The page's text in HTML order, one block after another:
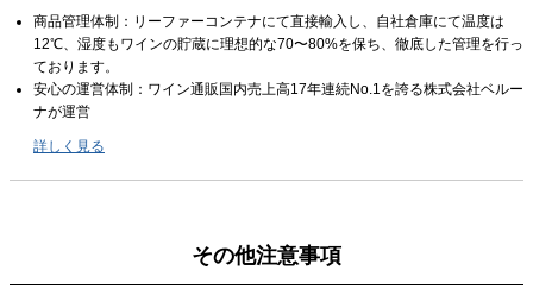
商品管理体制：リーファーコンテナにて直接輸入し、自社倉庫にて温度は
12℃、湿度もワインの貯蔵に理想的な70〜80%を保ち、徹底した管理を行っ
ております。
安心の運営体制：ワイン通販国内売上高17年連続No.1を誇る株式会社ベルー
ナが運営
詳しく見る
その他注意事項